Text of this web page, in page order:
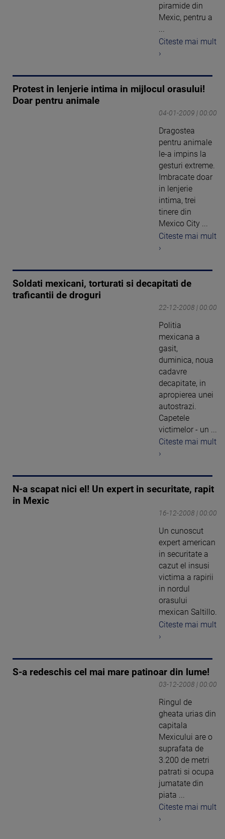
piramide din
Mexic, pentru a
...
Citeste mai mult
›
Protest in lenjerie intima in mijlocul orasului!
Doar pentru animale
04-01-2009 | 00:00
Dragostea
pentru animale
le-a impins la
gesturi extreme.
Imbracate doar
in lenjerie
intima, trei
tinere din
Mexico City ...
Citeste mai mult
›
Soldati mexicani, torturati si decapitati de
traficantii de droguri
22-12-2008 | 00:00
Politia
mexicana a
gasit,
duminica, noua
cadavre
decapitate, in
apropierea unei
autostrazi.
Capetele
victimelor - un ...
Citeste mai mult
›
N-a scapat nici el! Un expert in securitate, rapit
in Mexic
16-12-2008 | 00:00
Un cunoscut
expert american
in securitate a
cazut el insusi
victima a rapirii
in nordul
orasului
mexican Saltillo.
Citeste mai mult
›
S-a redeschis cel mai mare patinoar din lume!
03-12-2008 | 00:00
Ringul de
gheata urias din
capitala
Mexicului are o
suprafata de
3.200 de metri
patrati si ocupa
jumatate din
piata ...
Citeste mai mult
›